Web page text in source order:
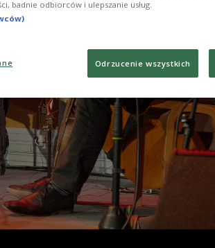
badnie odbiorców i ulepszanie usług.
Odrzucenie wszystkich